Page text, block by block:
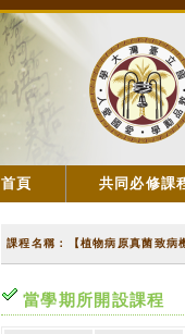
首頁 共同必修課
課程名稱：【植物病原真菌致病
當學期所開設課程